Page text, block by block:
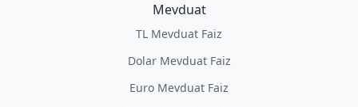
Mevduat
TL Mevduat Faiz
Dolar Mevduat Faiz
Euro Mevduat Faiz